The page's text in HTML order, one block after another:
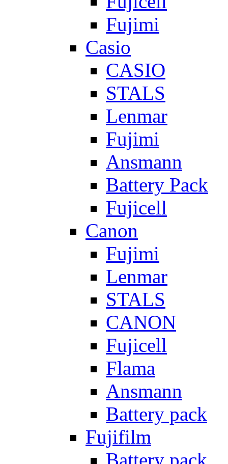
Fujimi
Casio
CASIO
STALS
Lenmar
Fujimi
Ansmann
Battery Pack
Fujicell
Canon
Fujimi
Lenmar
STALS
CANON
Fujicell
Flama
Ansmann
Battery pack
Fujifilm